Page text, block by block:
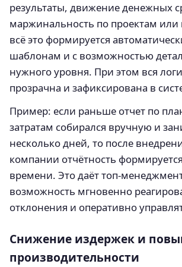
результаты, движение денежных
маржинальность по проектам
всё это формируется
шаблонам и с возможностью
нужного уровня. При этом вся
прозрачна и зафиксирована в
Пример: если раньше отчет по
затратам собирался вручную и
несколько дней, то после
компании отчётность
времени. Это даёт топ-
возможность мгновенно
отклонения и оперативно
Снижение издержек и
производительности